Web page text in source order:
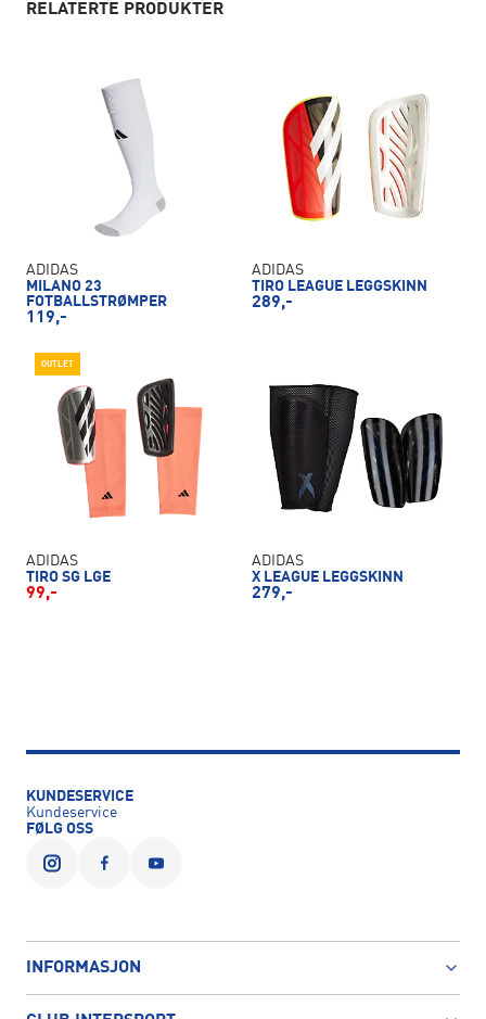
RELATERTE PRODUKTER
ADIDAS
MILANO 23
FOTBALLSTRØMPER
119,-
ADIDAS
TIRO LEAGUE LEGGSKINN
289,-
OUTLET
ADIDAS
TIRO SG LGE
99,-
ADIDAS
X LEAGUE LEGGSKINN
279,-
KUNDESERVICE
Kundeservice
FØLG OSS
INFORMASJON